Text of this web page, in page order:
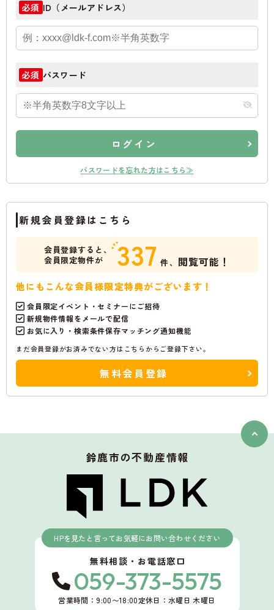
必須 ID（メールアドレス）
必須 パスワード
ログイン
パスワードを忘れた方はこちら≫
新規会員登録はこちら
会員登録すると、
会員限定物件が
337 件、 閲覧可能！
他にもこんな会員様限定特典がございます！
会員限定イベント・セミナーにご招待
新規物件情報をメールで配信
お気に入り・検索条件保存マッチング通知機能
まだ会員登録がお済みでない方はこちらからご登録下さい。
無料会員登録
鈴鹿市の不動産情報
HPを見たと言ってお気軽にお問い合わせください
無料相談・お電話窓口
059-373-5575
営業時間：9:00〜18:00定休日：水曜日 木曜日